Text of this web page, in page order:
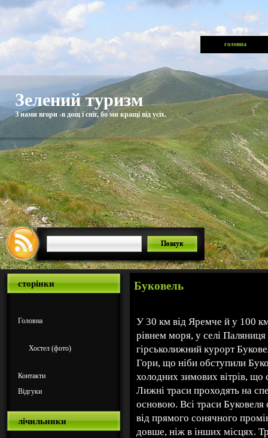
головна
Зелений туризм
З нами вгори -в дощ і сніг, бо ми кращі від усіх.
сторінки
Головна
Хостел (фото)
Контакти
Відгуки
лічильники
Буковель
У 30 км від Яремче й у 100
рівнем моря, у селі Паляниця
гірськолижний курорт
Гори, що ніби обступили
холодних зимових вітрів,
Лижні траси проходять на
основою. Всі траси Буковеля
від прямого сонячного
довше, ніж в інших місцях.